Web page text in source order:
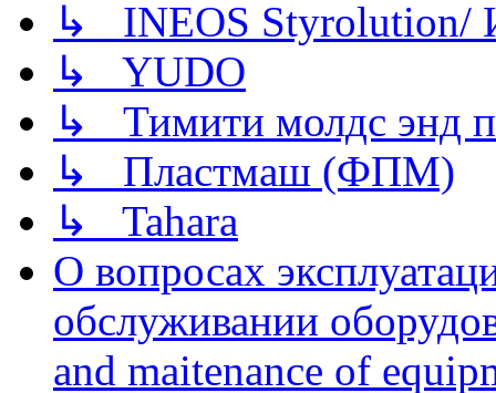
↳ INEOS
↳ YUDO
↳ Тимити молдс энд
↳ Пластмаш (ФПМ)
↳ Tahara
О вопросах
обслуживании
and maitenance of